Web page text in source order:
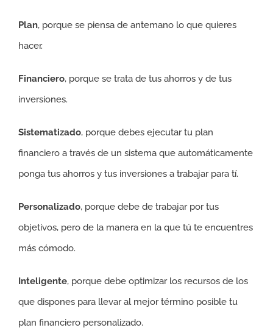
Plan, porque se piensa de antemano lo que quieres
hacer.
Financiero, porque se trata de tus ahorros y de tus
inversiones.
Sistematizado, porque debes ejecutar tu plan
financiero a través de un sistema que automáticamente
ponga tus ahorros y tus inversiones a trabajar para tí.
Personalizado, porque debe de trabajar por tus
objetivos, pero de la manera en la que tú te encuentres
más cómodo.
Inteligente, porque debe optimizar los recursos de los
que dispones para llevar al mejor término posible tu
plan financiero personalizado.